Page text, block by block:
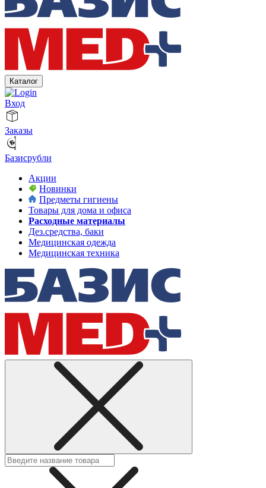
Каталог
Вход
Заказы
Базисрубли
Акции
Новинки
Предметы гигиены
Товары для дома и офиса
Расходные материалы
Дез.средства, баки
Медицинская одежда
Медицинская техника